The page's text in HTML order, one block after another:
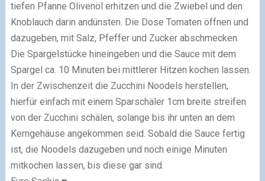
tiefen Pfanne Olivenöl erhitzen und die Zwiebel und den
Knoblauch darin andünsten. Die Dose Tomaten öffnen und
dazugeben, mit Salz, Pfeffer und Zucker abschmecken.
Die Spargelstücke hineingeben und die Sauce mit dem
Spargel ca. 10 Minuten bei mittlerer Hitzen kochen lassen.
In der Zwischenzeit die Zucchini Noodels herstellen,
hierfür einfach mit einem Sparschäler 1cm breite streifen
von der Zucchini schälen, solange bis ihr unten an dem
Kerngehäuse angekommen seid. Sobald die Sauce fertig
ist, die Noodels dazugeben und noch einige Minuten
mitkochen lassen, bis diese gar sind.